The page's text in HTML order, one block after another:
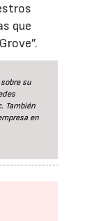
que
su
. También
en